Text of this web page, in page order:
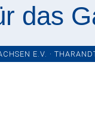
das
E.V. ·